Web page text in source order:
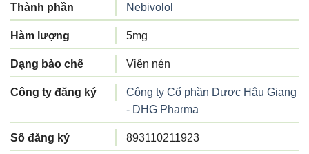
Thành phần Nebivolol
Hàm lượng 5mg
Dạng bào chế Viên nén
Công ty đăng ký
Công ty Cổ phần Dược Hậu Giang
- DHG Pharma
Số đăng ký 893110211923